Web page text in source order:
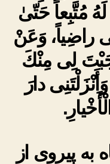
لَهُ مُتَّبِعاً حَتّىٰ
راضِياً، وَعَنْ
لِى مِنْكَ
دارَ
به پیروی از